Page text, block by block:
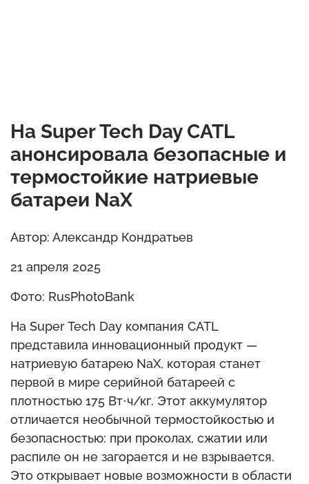
На Super Tech Day CATL
анонсировала безопасные и
термостойкие натриевые
батареи NaX
Автор: Александр Кондратьев
21 апреля 2025
Фото: RusPhotoBank
На Super Tech Day компания CATL
представила инновационный продукт —
натриевую батарею NaX, которая станет
первой в мире серийной батареей с
плотностью 175 Вт⋅ч/кг. Этот аккумулятор
отличается необычной термостойкостью и
безопасностью: при проколах, сжатии или
распиле он не загорается и не взрывается.
Это открывает новые возможности в области